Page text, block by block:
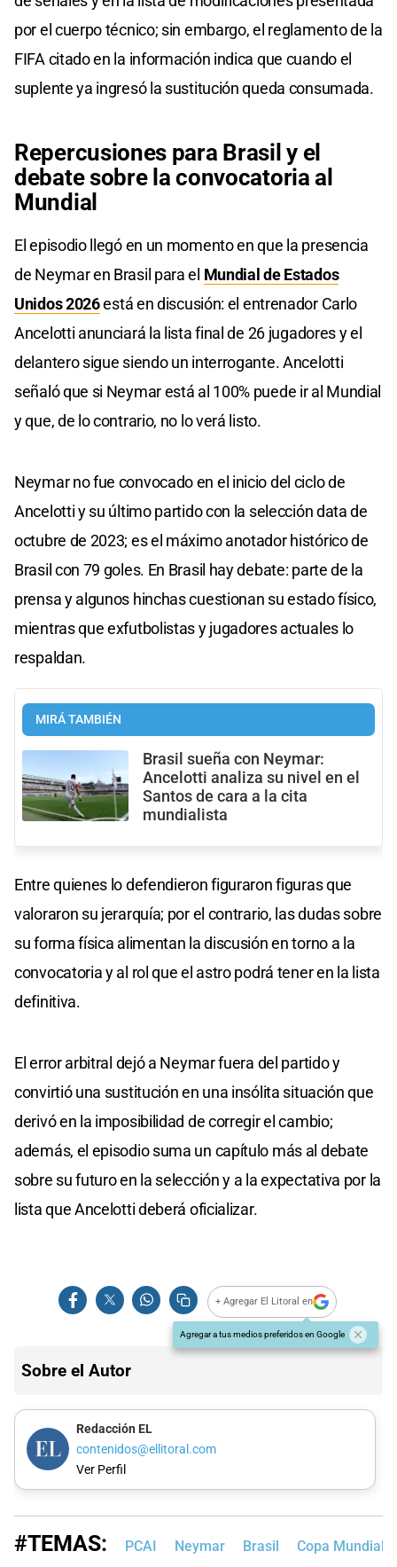
por el cuerpo técnico; sin embargo, el reglamento de la
FIFA citado en la información indica que cuando el
suplente ya ingresó la sustitución queda consumada.
Repercusiones para Brasil y el
debate sobre la convocatoria al
Mundial
El episodio llegó en un momento en que la presencia
de Neymar en Brasil para el Mundial de Estados
Unidos 2026está en discusión: el entrenador Carlo
Ancelotti anunciará la lista final de 26 jugadores y el
delantero sigue siendo un interrogante. Ancelotti
señaló que si Neymar está al 100% puede ir al Mundial
y que, de lo contrario, no lo verá listo.
Neymar no fue convocado en el inicio del ciclo de
Ancelotti y su último partido con la selección data de
octubre de 2023; es el máximo anotador histórico de
Brasil con 79 goles. En Brasil hay debate: parte de la
prensa y algunos hinchas cuestionan su estado físico,
mientras que exfutbolistas y jugadores actuales lo
respaldan.
MIRÁ TAMBIÉN
Brasil sueña con Neymar:
Ancelotti analiza su nivel en el
Santos de cara a la cita
mundialista
Entre quienes lo defendieron figuraron figuras que
valoraron su jerarquía; por el contrario, las dudas sobre
su forma física alimentan la discusión en torno a la
convocatoria y al rol que el astro podrá tener en la lista
definitiva.
El error arbitral dejó a Neymar fuera del partido y
convirtió una sustitución en una insólita situación que
derivó en la imposibilidad de corregir el cambio;
además, el episodio suma un capítulo más al debate
sobre su futuro en la selección y a la expectativa por la
lista que Ancelotti deberá oficializar.
+ Agregar El Litoral en
Agregar a tus medios preferidos en Google
Sobre el Autor
Redacción EL
contenidos@ellitoral.com
Ver Perfil
#TEMAS: PCAI Neymar Brasil Copa Mundial